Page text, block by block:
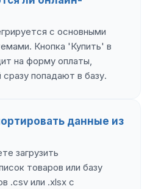
с основными
Кнопка 'Купить' в
на форму оплаты,
попадают в базу.
данные из
загрузить
товаров или базу
.csv или .xlsx с